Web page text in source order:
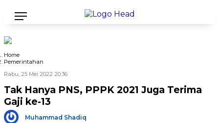
Home
Pemerintahan
Rabu, 25 Mei 2022 20:36
Tak Hanya PNS, PPPK 2021 Juga Terima
Gaji ke-13
Muhammad Shadiq